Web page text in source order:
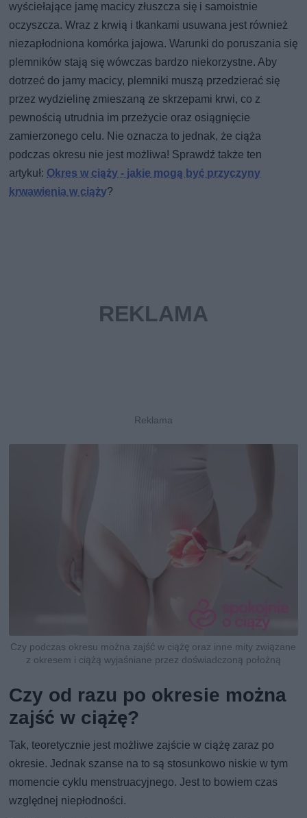
wyściełające jamę macicy złuszcza się i samoistnie
oczyszcza. Wraz z krwią i tkankami usuwana jest również
niezapłodniona komórka jajowa. Warunki do poruszania się
plemników stają się wówczas bardzo niekorzystne. Aby
dotrzeć do jamy macicy, plemniki muszą przedzierać się
przez wydzielinę zmieszaną ze skrzepami krwi, co z
pewnością utrudnia im przeżycie oraz osiągnięcie
zamierzonego celu. Nie oznacza to jednak, że ciąża
podczas okresu nie jest możliwa! Sprawdź także ten
artykuł: Okres w ciąży - jakie mogą być przyczyny
krwawienia w ciąży?
Czy podczas okresu można zajść w ciążę oraz inne mity związane
z okresem i ciążą wyjaśniane przez doświadczoną położną
Czy od razu po okresie można
zajść w ciążę?
Tak, teoretycznie jest możliwe zajście w ciążę zaraz po
okresie. Jednak szanse na to są stosunkowo niskie w tym
momencie cyklu menstruacyjnego. Jest to bowiem czas
względnej niepłodności.